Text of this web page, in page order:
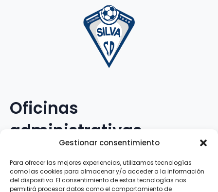
Gestionar consentimiento
Para ofrecer las mejores experiencias, utilizamos tecnologías
como las cookies para almacenar y/o acceder a la información
del dispositivo. El consentimiento de estas tecnologías nos
permitirá procesar datos como el comportamiento de
Oficinas
administrativas
Avenida Galileo Galilei, 12
15.008 · A Coruña · España